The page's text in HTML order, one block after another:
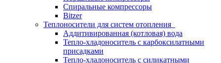
Спиральные компрессоры
Bitzer
Теплоносители для систем отопления
Аддитивированная (котловая) вода
Тепло-хладоноситель с карбоксилатными
присадками
Тепло-хладоноситель с силикатными